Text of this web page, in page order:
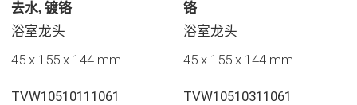
去水, 镀铬
浴室龙头
45 x 155 x 144 mm
TVW10510111061
铬
浴室龙头
45 x 155 x 144 mm
TVW10510311061